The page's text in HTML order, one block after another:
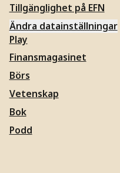
Tillgänglighet på EFN
Ändra datainställningar
Play
Finansmagasinet
Börs
Vetenskap
Bok
Podd